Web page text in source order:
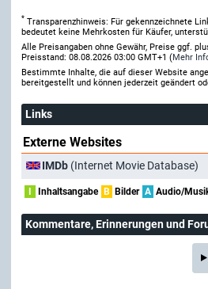
* Transparenzhinweis: Für gekennzeichnete
bedeutet keine Mehrkosten für Käufer,
Alle Preisangaben ohne Gewähr, Preise ggf.
Preisstand: 08.08.2026 03:00 GMT+1 (Mehr
Bestimmte Inhalte, die auf dieser Website
bereitgestellt und können jederzeit geändert
Links
Externe Websites
IMDb (Internet Movie Database)
I Inhaltsangabe B Bilder A Audio/
Kommentare, Erinnerungen und